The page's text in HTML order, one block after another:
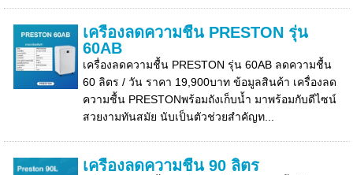
เครื่องลดความชื้น PRESTON รุ่น
60AB
เครื่องลดความชื้น PRESTON รุ่น 60AB ลดความชื้น
60 ลิตร / วัน ราคา 19,900บาท ข้อมูลสินค้า เครื่องลด
ความชื้น PRESTONพร้อมถังเก็บน้ำ มาพร้อมกับดีไซน์
สวยงามทันสมัย นับเป็นตัวช่วยสำคัญท...
เครื่องลดความชื้น 90 ลิตร